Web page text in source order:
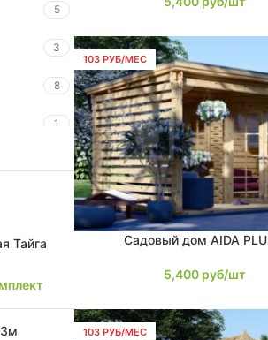
5
3
8
1
2
Тайга
103 РУБ/МЕС
В КОРЗИНУСадовый дом AIDA
5,400 руб/шт
103 РУБ/МЕС